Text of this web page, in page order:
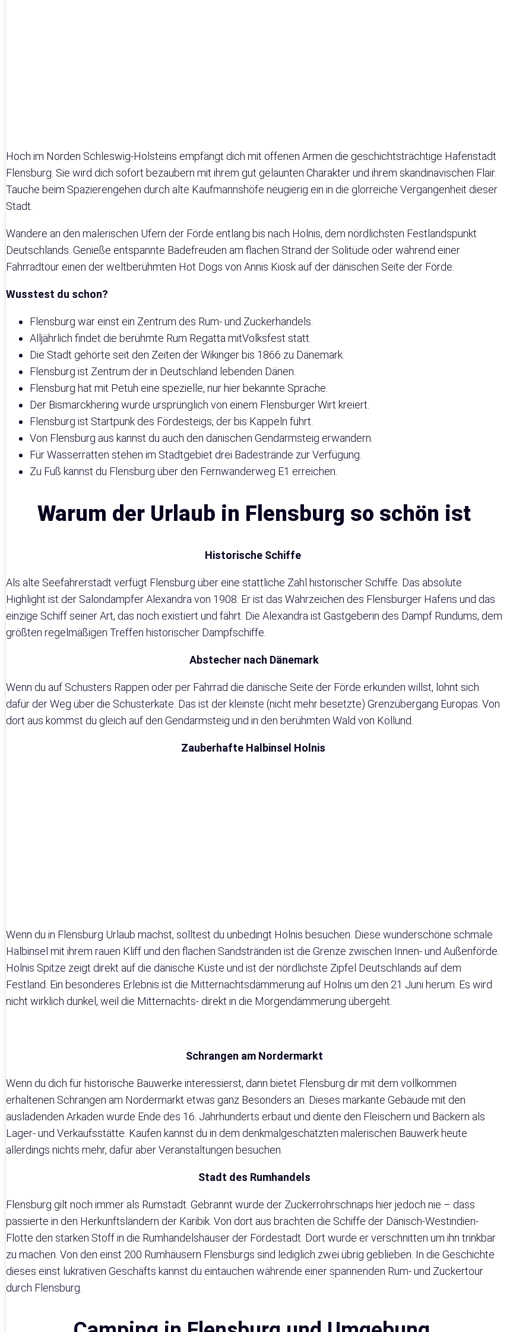
Hoch im Norden Schleswig-Holsteins empfängt dich mit offenen Armen die geschichtsträchtige Hafenstadt
Flensburg. Sie wird dich sofort bezaubern mit ihrem gut gelaunten Charakter und ihrem skandinavischen Flair.
Tauche beim Spazierengehen durch alte Kaufmannshöfe neugierig ein in die glorreiche Vergangenheit dieser
Stadt.
Wandere an den malerischen Ufern der Förde entlang bis nach Holnis, dem nördlichsten Festlandspunkt
Deutschlands. Genieße entspannte Badefreuden am flachen Strand der Solitüde oder während einer
Fahrradtour einen der weltberühmten Hot Dogs von Annis Kiosk auf der dänischen Seite der Förde.
Wusstest du schon?
Flensburg war einst ein Zentrum des Rum- und Zuckerhandels.
Alljährlich findet die berühmte Rum Regatta mitVolksfest statt.
Die Stadt gehörte seit den Zeiten der Wikinger bis 1866 zu Dänemark.
Flensburg ist Zentrum der in Deutschland lebenden Dänen.
Flensburg hat mit Petuh eine spezielle, nur hier bekannte Sprache.
Der Bismarckhering wurde ursprünglich von einem Flensburger Wirt kreiert.
Flensburg ist Startpunk des Fördesteigs, der bis Kappeln führt.
Von Flensburg aus kannst du auch den dänischen Gendarmsteig erwandern.
Für Wasserratten stehen im Stadtgebiet drei Badestrände zur Verfügung.
Zu Fuß kannst du Flensburg über den Fernwanderweg E1 erreichen.
Warum der Urlaub in Flensburg so schön ist
Historische Schiffe
Als alte Seefahrerstadt verfügt Flensburg über eine stattliche Zahl historischer Schiffe. Das absolute
Highlight ist der Salondampfer Alexandra von 1908. Er ist das Wahrzeichen des Flensburger Hafens und das
einzige Schiff seiner Art, das noch existiert und fährt. Die Alexandra ist Gastgeberin des Dampf Rundums, dem
größten regelmäßigen Treffen historischer Dampfschiffe.
Abstecher nach Dänemark
Wenn du auf Schusters Rappen oder per Fahrrad die dänische Seite der Förde erkunden willst, lohnt sich
dafür der Weg über die Schusterkate. Das ist der kleinste (nicht mehr besetzte) Grenzübergang Europas. Von
dort aus kommst du gleich auf den Gendarmsteig und in den berühmten Wald von Kollund.
Zauberhafte Halbinsel Holnis
Wenn du in Flensburg Urlaub machst, solltest du unbedingt Holnis besuchen. Diese wunderschöne schmale
Halbinsel mit ihrem rauen Kliff und den flachen Sandstränden ist die Grenze zwischen Innen- und Außenförde.
Holnis Spitze zeigt direkt auf die dänische Küste und ist der nördlichste Zipfel Deutschlands auf dem
Festland. Ein besonderes Erlebnis ist die Mitternachtsdämmerung auf Holnis um den 21 Juni herum. Es wird
nicht wirklich dunkel, weil die Mitternachts- direkt in die Morgendämmerung übergeht.
Schrangen am Nordermarkt
Wenn du dich für historische Bauwerke interessierst, dann bietet Flensburg dir mit dem vollkommen
erhaltenen Schrangen am Nordermarkt etwas ganz Besonders an. Dieses markante Gebäude mit den
ausladenden Arkaden wurde Ende des 16. Jahrhunderts erbaut und diente den Fleischern und Bäckern als
Lager- und Verkaufsstätte. Kaufen kannst du in dem denkmalgeschätzten malerischen Bauwerk heute
allerdings nichts mehr, dafür aber Veranstaltungen besuchen.
Stadt des Rumhandels
Flensburg gilt noch immer als Rumstadt. Gebrannt wurde der Zuckerrohrschnaps hier jedoch nie – dass
passierte in den Herkunftsländern der Karibik. Von dort aus brachten die Schiffe der Dänisch-Westindien-
Flotte den starken Stoff in die Rumhandelshäuser der Fördestadt. Dort wurde er verschnitten um ihn trinkbar
zu machen. Von den einst 200 Rumhäusern Flensburgs sind lediglich zwei übrig geblieben. In die Geschichte
dieses einst lukrativen Geschäfts kannst du eintauchen währende einer spannenden Rum- und Zuckertour
durch Flensburg.